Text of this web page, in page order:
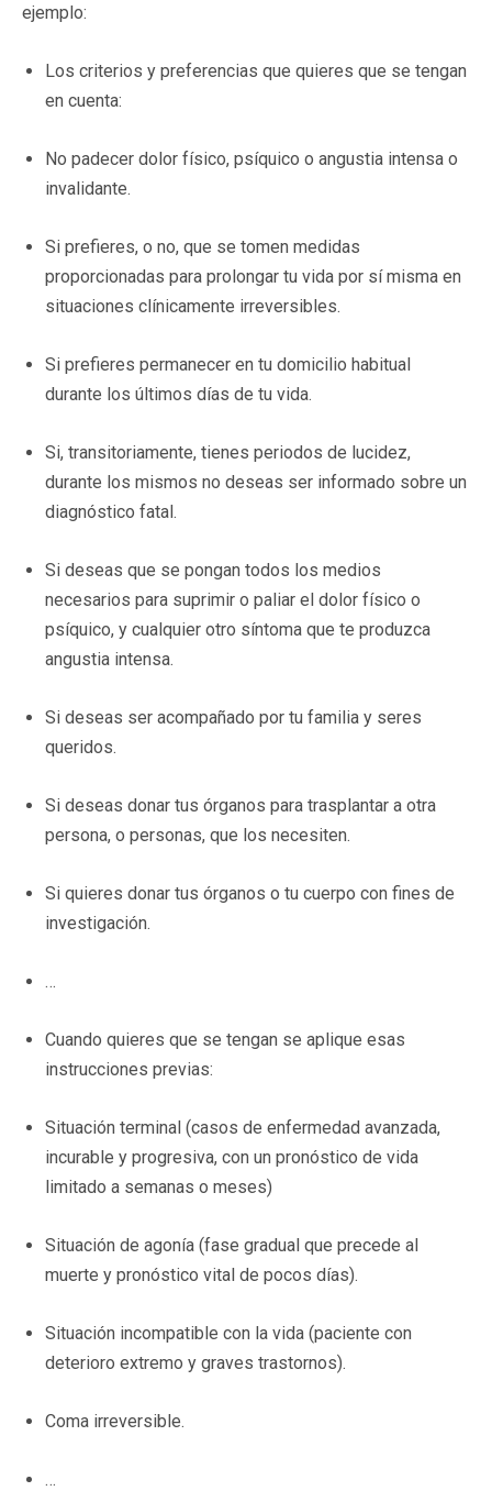
ejemplo:
Los criterios y preferencias que quieres que se tengan
en cuenta:
No padecer dolor físico, psíquico o angustia intensa o
invalidante.
Si prefieres, o no, que se tomen medidas
proporcionadas para prolongar tu vida por sí misma en
situaciones clínicamente irreversibles.
Si prefieres permanecer en tu domicilio habitual
durante los últimos días de tu vida.
Si, transitoriamente, tienes periodos de lucidez,
durante los mismos no deseas ser informado sobre un
diagnóstico fatal.
Si deseas que se pongan todos los medios
necesarios para suprimir o paliar el dolor físico o
psíquico, y cualquier otro síntoma que te produzca
angustia intensa.
Si deseas ser acompañado por tu familia y seres
queridos.
Si deseas donar tus órganos para trasplantar a otra
persona, o personas, que los necesiten.
Si quieres donar tus órganos o tu cuerpo con fines de
investigación.
…
Cuando quieres que se tengan se aplique esas
instrucciones previas:
Situación terminal (casos de enfermedad avanzada,
incurable y progresiva, con un pronóstico de vida
limitado a semanas o meses)
Situación de agonía (fase gradual que precede al
muerte y pronóstico vital de pocos días).
Situación incompatible con la vida (paciente con
deterioro extremo y graves trastornos).
Coma irreversible.
…